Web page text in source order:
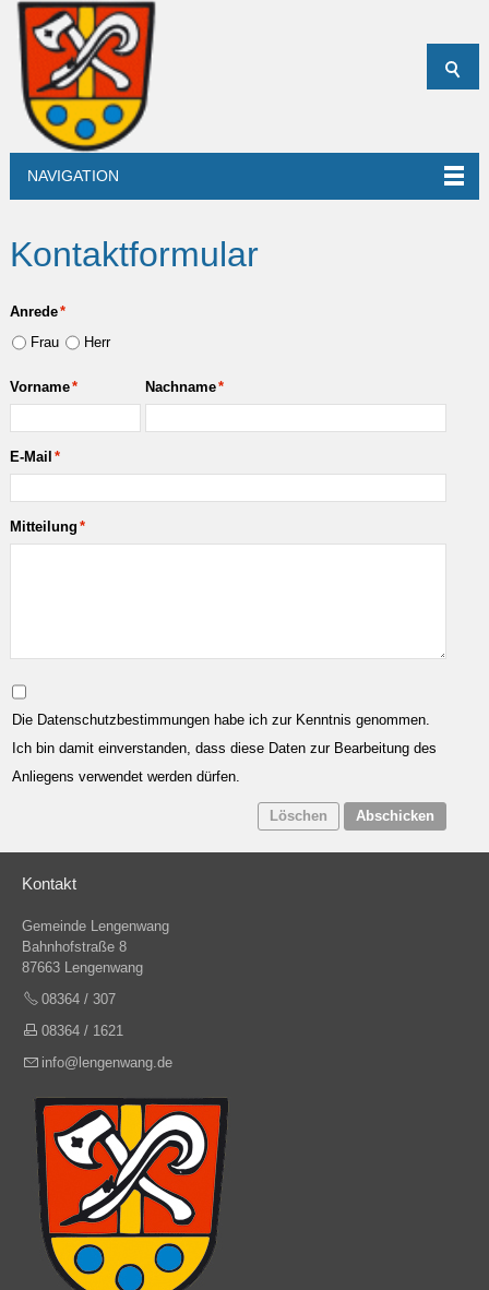
NAVIGATION
Kontaktformular
Anrede*
Frau
Herr
Vorname* Nachname*
E-Mail *
Mitteilung *
Die Datenschutzbestimmungen habe ich zur Kenntnis genommen.
Ich bin damit einverstanden, dass diese Daten zur Bearbeitung des
Anliegens verwendet werden dürfen.
Löschen Abschicken
Kontakt
Gemeinde Lengenwang
Bahnhofstraße 8
87663 Lengenwang
08364 / 307
08364 / 1621
info@lengenwang.de